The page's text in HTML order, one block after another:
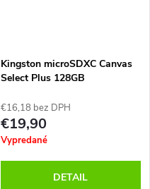
Kingston microSDXC Canvas
Select Plus 128GB
€16,18 bez DPH
€19,90
Vypredané
DETAIL